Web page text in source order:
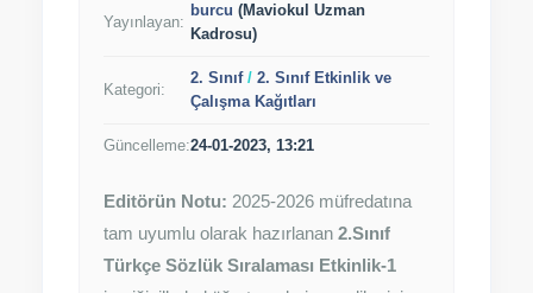
Yayınlayan:
burcu (Maviokul Uzman
Kadrosu)
Kategori:
2. Sınıf/ 2. Sınıf Etkinlik ve
Çalışma Kağıtları
Güncelleme:24-01-2023, 13:21
Editörün Notu: 2025-2026 müfredatına
tam uyumlu olarak hazırlanan 2.Sınıf
Türkçe Sözlük Sıralaması Etkinlik-1